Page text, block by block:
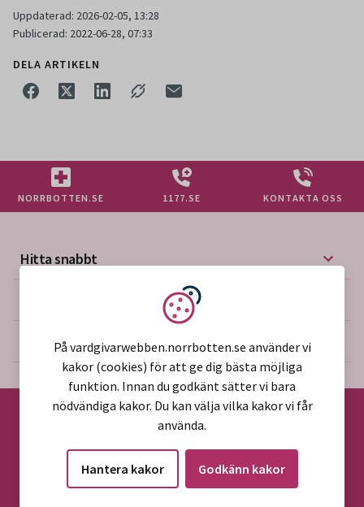
Uppdaterad: 2026-02-05, 13:28
Publicerad: 2022-06-28, 07:33
DELA ARTIKELN
NORRBOTTEN.SE 1177.SE KONTAKTA OSS
Hitta snabbt
Mer på vårdgivarwebben
Om webbplatsen
©2026 Region Norrbotten
Vi använder kakor
På vardgivarwebben.norrbotten.se använder vi
kakor (cookies) för att ge dig bästa möjliga
funktion. Innan du godkänt sätter vi bara
nödvändiga kakor. Du kan välja vilka kakor vi får
använda.
Hantera kakor Godkänn kakor